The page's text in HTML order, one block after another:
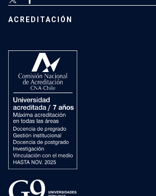
ACREDITACIÓN